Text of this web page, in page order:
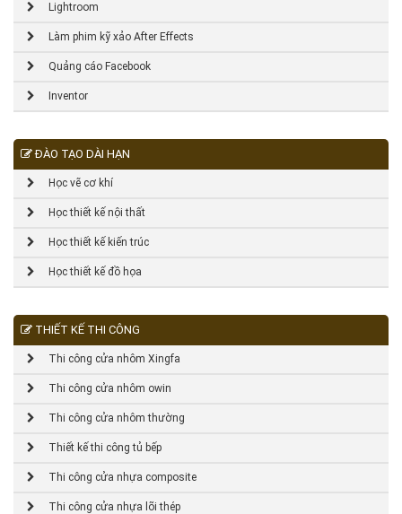
Lightroom
Làm phim kỹ xảo After Effects
Quảng cáo Facebook
Inventor
ĐÀO TẠO DÀI HẠN
Học vẽ cơ khí
Học thiết kế nội thất
Học thiết kế kiến trúc
Học thiết kế đồ họa
THIẾT KẾ THI CÔNG
Thi công cửa nhôm Xingfa
Thi công cửa nhôm owin
Thi công cửa nhôm thường
Thiết kế thi công tủ bếp
Thi công cửa nhựa composite
Thi công cửa nhựa lõi thép